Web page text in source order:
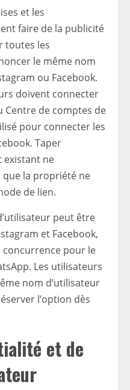
et les
faire de la publicité
toutes les
le même nom
ou Facebook.
doivent connecter
Centre de comptes de
pour connecter les
Taper
existant ne
la propriété ne
de lien.
peut être
et Facebook,
concurrence pour le
Les utilisateurs
nom d’utilisateur
l’option dès
et de